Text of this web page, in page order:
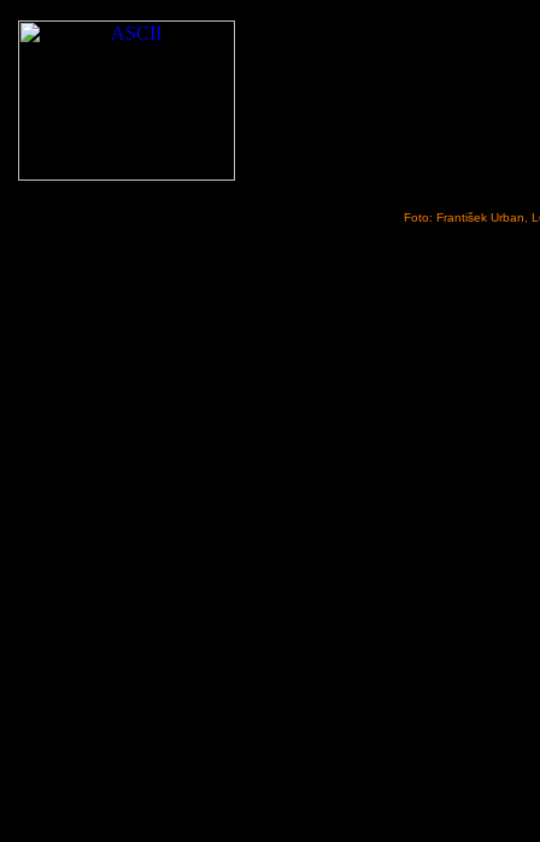
Foto: František Urban,